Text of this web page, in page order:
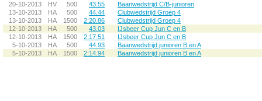
20-10-2013
HV 500 43.55
Baanwedstrijd C/B-junioren
13-10-2013
HA 500 44.44
Clubwedstrijd Groep 4
13-10-2013
HA 1500 2:20.86
Clubwedstrijd Groep 4
12-10-2013
HA 500 43.03
IJsbeer Cup Jun C en B
12-10-2013
HA 1500 2:17.51
IJsbeer Cup Jun C en B
5-10-2013
HA 500 44.93
Baanwedstrijd junioren B en A
5-10-2013
HA 1500 2:14.94 Baanwedstrijd junioren B en A